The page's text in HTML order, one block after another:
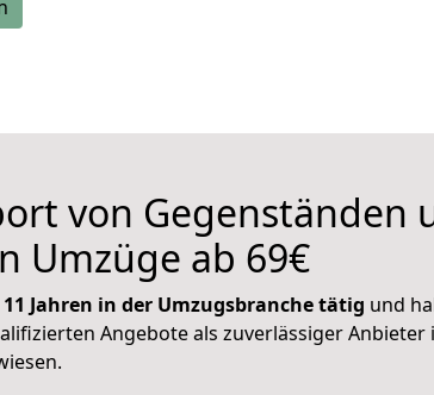
von Gegenständen
Umzüge ab 69€
Jahren in der Umzugsbranche tätig und
Angebote als zuverlässiger Anbieter